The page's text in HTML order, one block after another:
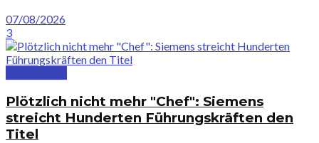
07/08/2026
3
Plötzlich nicht mehr "Chef": Siemens
streicht Hunderten Führungskräften den
Titel